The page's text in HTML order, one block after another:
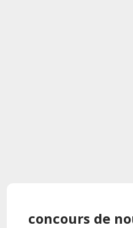
concours de